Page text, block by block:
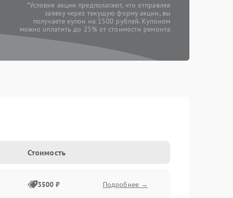
*Условия акции предполагают, что отправляя
заявку через текущую форму акции, вы
получаете купон на 1500 рублей. Купоном
можно оплатить до 25% от стоимости ремонта
Стоимость
3500 ₽ Подробнее →